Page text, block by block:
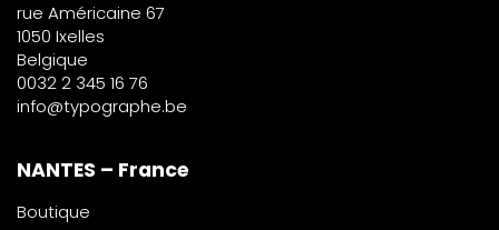
rue Américaine 67
1050 Ixelles
Belgique
0032 2 345 16 76
info@typographe.be
NANTES – France
Boutique